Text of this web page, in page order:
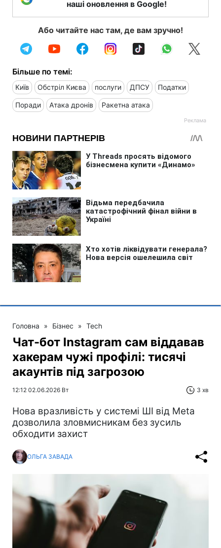
наші оновлення в Google!
Або читайте нас там, де вам зручно!
Більше по темі:
Київ Обстріл Києва послуги ДПСУ Податки
Поради Атака дронів Ракетна атака
Головна » Бізнес » Tech
Чат-бот Instagram сам віддавав
хакерам чужі профілі: тисячі
акаунтів під загрозою
12:12 02.06.2026 Вт 3 хв
Нова вразливість у системі ШІ від Meta
дозволила зловмисникам без зусиль
обходити захист
ОЛЬГА ЗАВАДА